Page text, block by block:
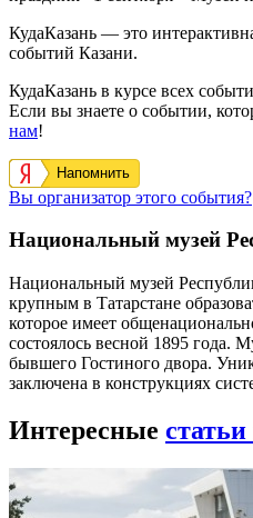
КудаКазань — это
событий Казани.
КудаКазань в курсе всех
Если вы знаете о событии,
нам!
Напомнить
Вы организатор этого события?
Национальный музей
Национальный музей
крупным в Татарстане
которое имеет
состоялось весной 1895 года.
бывшего Гостиного двора.
заключена в конструкциях
Интересные